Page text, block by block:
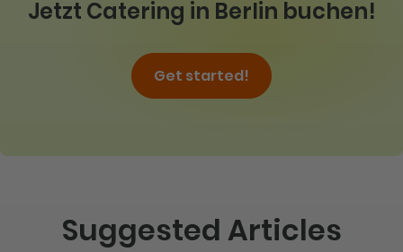
Jetzt Catering in Berlin buchen!
Get started!
Suggested Articles